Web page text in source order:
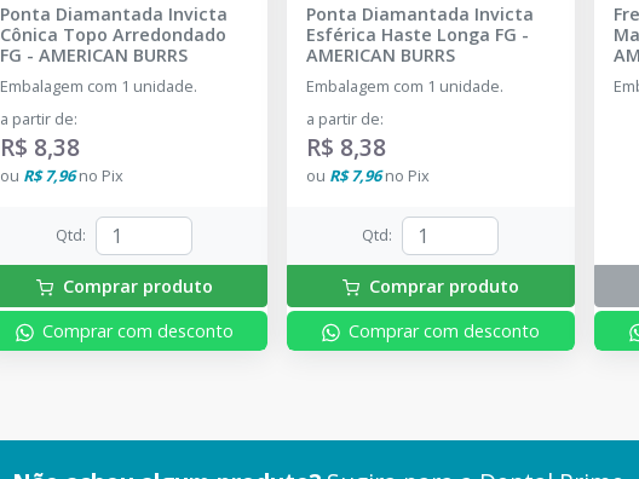
Ponta Diamantada Invicta
Cônica Topo Arredondado
FG -AMERICAN BURRS
Embalagem com 1 unidade.
a partir de:
R$ 8,38
ou R$ 7,96no Pix
Qtd:
Comprar produto
Comprar com desconto
Ponta Diamantada Invicta
Esférica Haste Longa FG -
AMERICAN BURRS
Embalagem com 1 unidade.
a partir de:
R$ 8,38
ou R$ 7,96no Pix
Qtd:
Comprar produto
Comprar com desconto